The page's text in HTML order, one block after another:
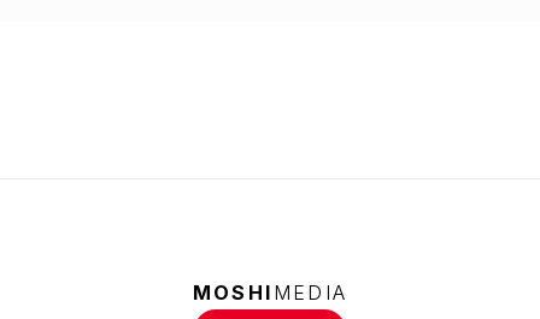
MOSHI MEDIA